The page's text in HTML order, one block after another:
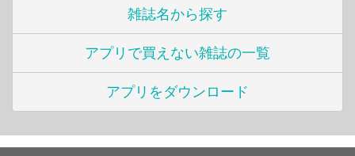
雑誌名から探す
アプリで買えない雑誌の一覧
アプリをダウンロード